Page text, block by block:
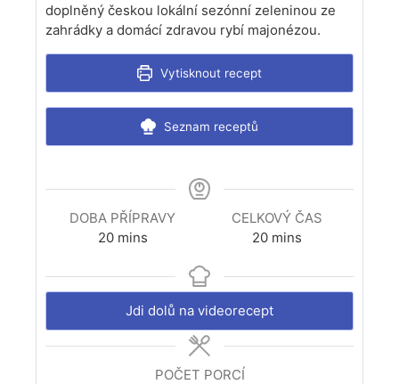
doplněný českou lokální sezónní zeleninou ze
zahrádky a domácí zdravou rybí majonézou.
Vytisknout recept
Seznam receptů
DOBA PŘÍPRAVY
20minutes
mins
CELKOVÝ ČAS
20minutes
mins
Jdi dolů na videorecept
POČET PORCÍ